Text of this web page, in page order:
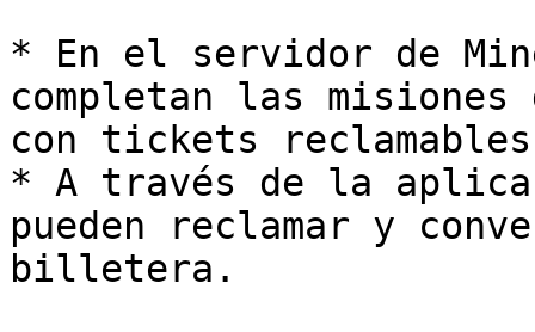
* En el servidor de
completan las misiones
con tickets
* A través de la
pueden reclamar y
billetera.